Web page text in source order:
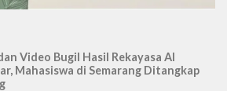
Video Bugil Hasil Rekayasa AI
Mahasiswa di Semarang Ditangkap